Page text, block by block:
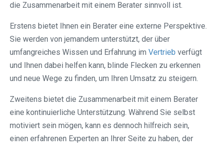
die Zusammenarbeit mit einem Berater sinnvoll ist.
Erstens bietet Ihnen ein Berater eine externe Perspektive.
Sie werden von jemandem unterstützt, der über
umfangreiches Wissen und Erfahrung im Vertrieb verfügt
und Ihnen dabei helfen kann, blinde Flecken zu erkennen
und neue Wege zu finden, um Ihren Umsatz zu steigern.
Zweitens bietet die Zusammenarbeit mit einem Berater
eine kontinuierliche Unterstützung. Während Sie selbst
motiviert sein mögen, kann es dennoch hilfreich sein,
einen erfahrenen Experten an Ihrer Seite zu haben, der